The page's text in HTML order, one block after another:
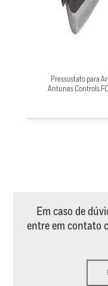
Pressostato para Ar
Antunes Controls
Em caso de
entre em contato